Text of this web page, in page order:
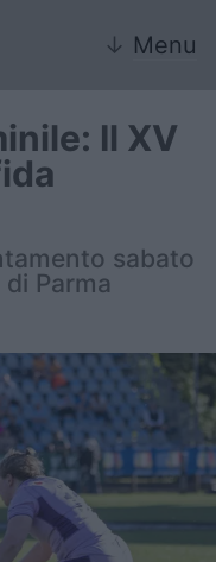
↓ Menu
Il XV
sabato
Parma